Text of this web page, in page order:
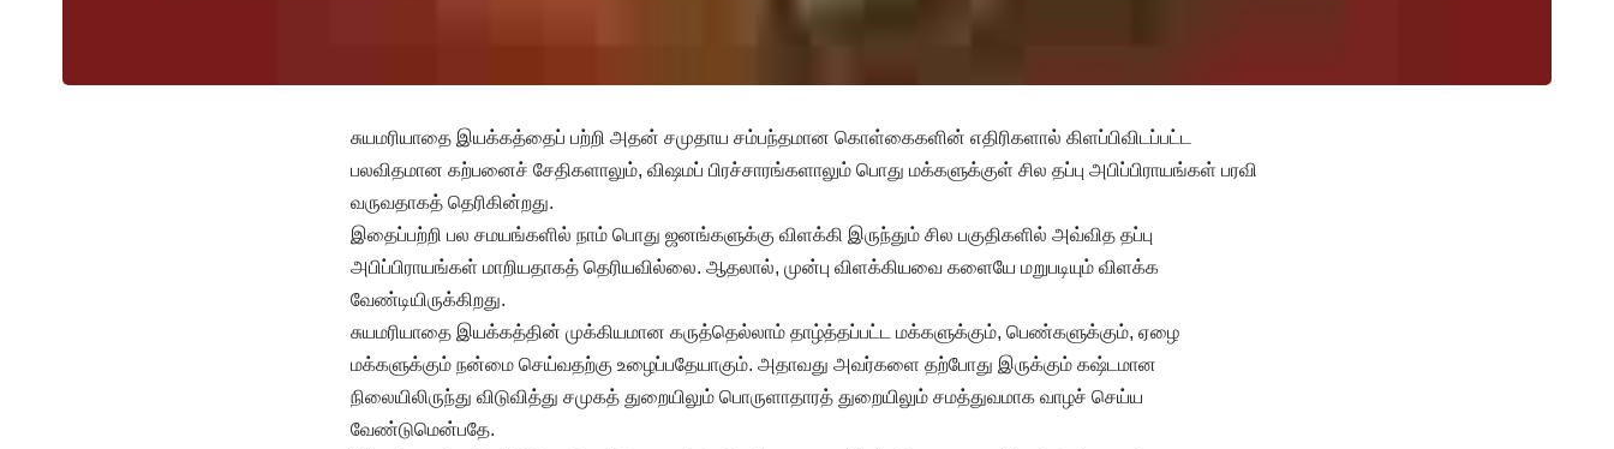
சுயமரியாதை இயக்கத்தைப் பற்றி அதன் சமுதாய சம்பந்தமான கொள்கைகளின் எதிரிகளால் கிளப்பிவிடப்பட்ட
பலவிதமான கற்பனைச் சேதிகளாலும், விஷமப் பிரச்சாரங்களாலும் பொது மக்களுக்குள் சில தப்பு அபிப்பிராயங்கள் பரவி
வருவதாகத் தெரிகின்றது.
இதைப்பற்றி பல சமயங்களில் நாம் பொது ஜனங்களுக்கு விளக்கி இருந்தும் சில பகுதிகளில் அவ்வித தப்பு
அபிப்பிராயங்கள் மாறியதாகத் தெரியவில்லை. ஆதலால், முன்பு விளக்கியவை களையே மறுபடியும் விளக்க
வேண்டியிருக்கிறது.
சுயமரியாதை இயக்கத்தின் முக்கியமான கருத்தெல்லாம் தாழ்த்தப்பட்ட மக்களுக்கும், பெண்களுக்கும், ஏழை
மக்களுக்கும் நன்மை செய்வதற்கு உழைப்பதேயாகும். அதாவது அவர்களை தற்போது இருக்கும் கஷ்டமான
நிலையிலிருந்து விடுவித்து சமுகத் துறையிலும் பொருளாதாரத் துறையிலும் சமத்துவமாக வாழச் செய்ய
வேண்டுமென்பதே.